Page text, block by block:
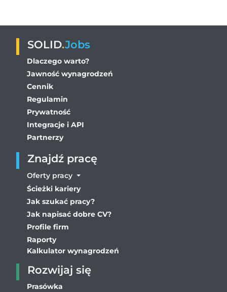
SOLID.Jobs
Dlaczego warto?
Jawność wynagrodzeń
Cennik
Regulamin
Prywatność
Integracje i API
Partnerzy
Znajdź pracę
Oferty pracy
Ścieżki kariery
Jak szukać pracy?
Jak napisać dobre CV?
Profile firm
Raporty
Kalkulator wynagrodzeń
Rozwijaj się
Prasówka